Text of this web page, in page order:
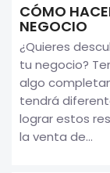
CÓMO
NEGOCIO
¿Quieres
tu negocio?
algo
tendrá
lograr estos
la venta de...